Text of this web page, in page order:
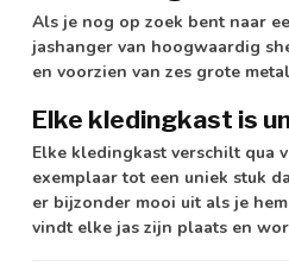
Als je nog op zoek bent naar
jashanger van hoogwaardig
en voorzien van zes grote
Elke kledingkast is
Elke kledingkast verschilt qua
exemplaar tot een uniek stuk
er bijzonder mooi uit als je
vindt elke jas zijn plaats en